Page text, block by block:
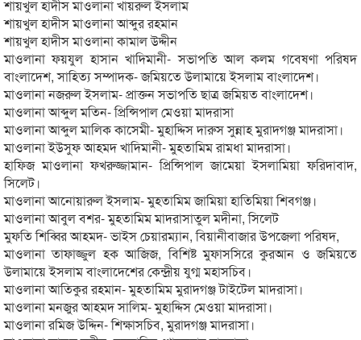
শায়খুল হাদীস মাওলানা খায়রুল ইসলাম
শায়খুল হাদীস মাওলানা আব্দুর রহমান
শায়খুল হাদীস মাওলানা কামাল উদ্দীন
মাওলানা ফয়যুল হাসান খাদিমানী- সভাপতি আল কলম গবেষণা পরিষদ
বাংলাদেশ, সাহিত্য সম্পাদক- জমিয়তে উলামায়ে ইসলাম বাংলাদেশ।
মাওলানা নজরুল ইসলাম- প্রাক্তন সভাপতি ছাত্র জমিয়ত বাংলাদেশ।
মাওলানা আব্দুল মতিন- প্রিন্সিপাল মেওয়া মাদরাসা
মাওলানা আব্দুল মালিক কাসেমী- মুহাদ্দিস দারুস সুন্নাহ মুরাদগঞ্জ মাদরাসা।
মাওলানা ইউসুফ আহমদ খাদিমানী- মুহতামিম রামধা মাদরাসা।
হাফিজ মাওলানা ফখরুজ্জামান- প্রিন্সিপাল জামেয়া ইসলামিয়া ফরিদাবাদ,
সিলেট।
মাওলানা আনোয়ারুল ইসলাম- মুহতামিম জামিয়া হাতিমিয়া শিবগঞ্জ।
মাওলানা আবুল বশর- মুহতামিম মাদরাসাতুল মদীনা, সিলেট
মুফতি শিব্বির আহমদ- ভাইস চেয়ারম্যান, বিয়ানীবাজার উপজেলা পরিষদ,
মাওলানা তাফাজ্জুল হক আজিজ, বিশিষ্ট মুফাসসিরে কুরআন ও জমিয়তে
উলামায়ে ইসলাম বাংলাদেশের কেন্দ্রীয় যুগ্ম মহাসচিব।
মাওলানা আতিকুর রহমান- মুহতামিম মুরাদগঞ্জ টাইটেল মাদরাসা।
মাওলানা মনজুর আহমদ সালিম- মুহাদ্দিস মেওয়া মাদরাসা।
মাওলানা রমিজ উদ্দিন- শিক্ষাসচিব, মুরাদগঞ্জ মাদরাসা।